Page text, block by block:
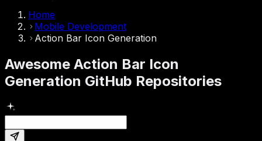
Home
Mobile Development
Action Bar Icon Generation
Awesome Action Bar Icon
Generation GitHub Repositories